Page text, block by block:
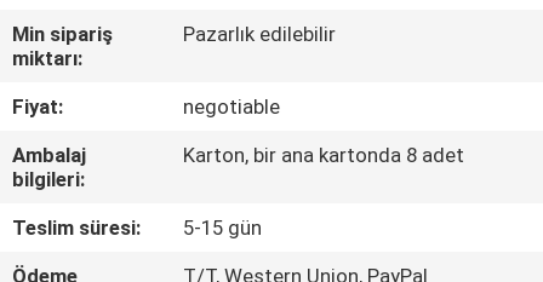
HAKKIMIZDA
FABRIKA
TURU
KALITE
Min sipariş
miktarı:
Pazarlık edilebilir
Fiyat:
negotiable
Ambalaj
bilgileri:
Karton, bir ana kartonda 8 adet
Teslim süresi:
5-15 gün
Ödeme
T/T, Western Union, PayPal